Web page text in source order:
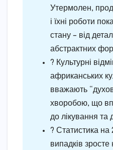
Утермолен,
і їхні роботи
стану – від
абстрактних
? Культурні
африканських
вважають
хворобою, що
до лікування та
? Статистика на
випадків зросте